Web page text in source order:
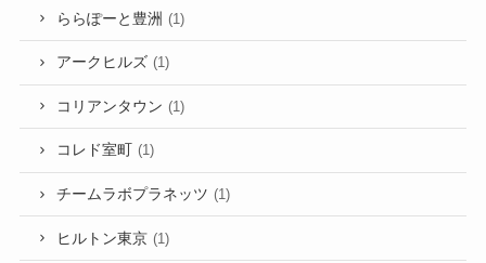
ららぽーと豊洲 (1)
アークヒルズ (1)
コリアンタウン (1)
コレド室町 (1)
チームラボプラネッツ (1)
ヒルトン東京 (1)